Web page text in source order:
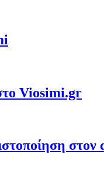
Viosimi.gr
στον